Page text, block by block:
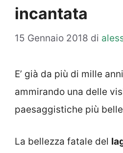
incantata
15 Gennaio 2018 di
E’ già da più di mille
ammirando una delle
paesaggistiche più
La bellezza fatale del